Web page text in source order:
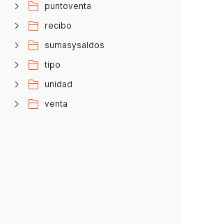
puntoventa
recibo
sumasysaldos
tipo
unidad
venta